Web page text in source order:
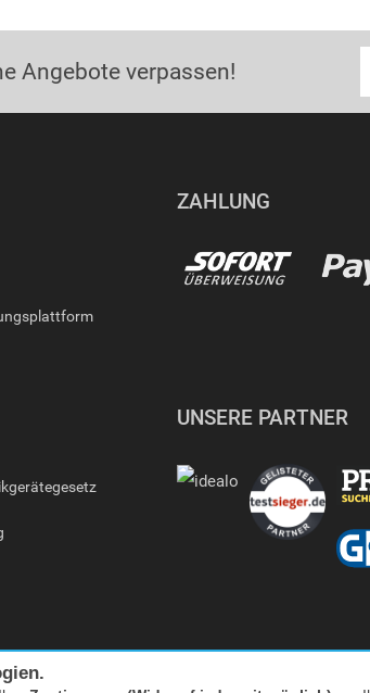
Angebote verpassen!
ZAHLUNG
UNSERE PARTNER